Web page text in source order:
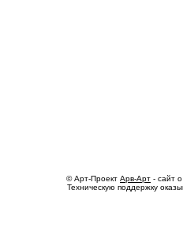
© Арт-Проект Арв-Арт - сайт
Техническую поддержку